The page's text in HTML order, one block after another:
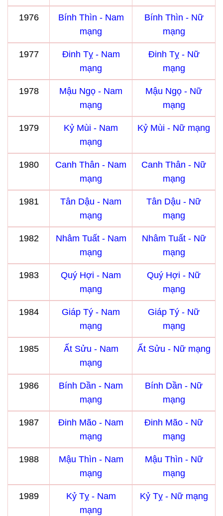
1976
Bính Thìn - Nam
mạng
Bính Thìn - Nữ
mạng
1977
Đinh Tỵ - Nam
mạng
Đinh Tỵ - Nữ
mạng
1978
Mậu Ngọ - Nam
mạng
Mậu Ngọ - Nữ
mạng
1979
Kỷ Mùi - Nam
mạng
Kỷ Mùi - Nữ mạng
1980
Canh Thân - Nam
mạng
Canh Thân - Nữ
mạng
1981
Tân Dậu - Nam
mạng
Tân Dậu - Nữ
mạng
1982
Nhâm Tuất - Nam
mạng
Nhâm Tuất - Nữ
mạng
1983
Quý Hợi - Nam
mạng
Quý Hợi - Nữ
mạng
1984
Giáp Tý - Nam
mạng
Giáp Tý - Nữ
mạng
1985
Ất Sửu - Nam
mạng
Ất Sửu - Nữ mạng
1986
Bính Dần - Nam
mạng
Bính Dần - Nữ
mạng
1987
Đinh Mão - Nam
mạng
Đinh Mão - Nữ
mạng
1988
Mậu Thìn - Nam
mạng
Mậu Thìn - Nữ
mạng
1989
Kỷ Tỵ - Nam
mạng
Kỷ Tỵ - Nữ mạng